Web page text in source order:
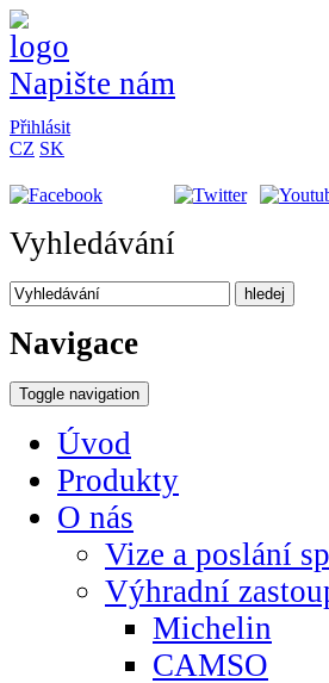
Napište nám
Přihlásit
CZ SK
Vyhledávání
hledej
Navigace
Toggle navigation
Úvod
Produkty
O nás
Vize a poslání
Výhradní
Michelin
CAMSO